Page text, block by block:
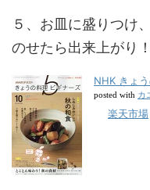
５、お皿に盛りつけ
のせたら出来上がり！
NHK きょ
posted with カ
楽天市場